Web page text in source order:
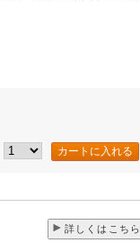
詳しくはこちら